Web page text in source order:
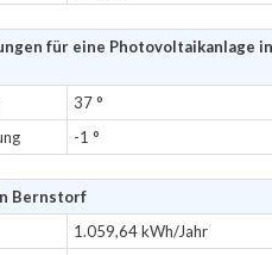
für eine Photovoltaikanlage in
37 °
-1 °
Bernstorf
1.059,64 kWh/Jahr